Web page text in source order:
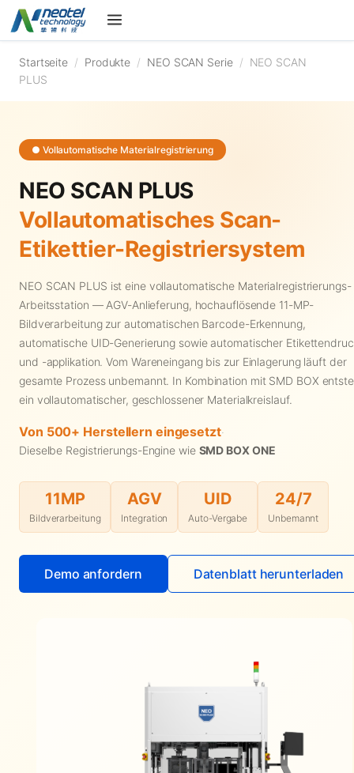
Startseite / Produkte / NEO SCAN Serie / NEO SCAN
PLUS
● Vollautomatische Materialregistrierung
NEO SCAN PLUS
Vollautomatisches Scan-
Etikettier-Registriersystem
NEO SCAN PLUS ist eine vollautomatische Materialregistrierungs-
Arbeitsstation — AGV-Anlieferung, hochauflösende 11-MP-
Bildverarbeitung zur automatischen Barcode-Erkennung,
automatische UID-Generierung sowie automatischer
und -applikation. Vom Wareneingang bis zur Einlagerung läuft der
gesamte Prozess unbemannt. In Kombination mit SMD BOX
ein vollautomatischer, geschlossener Materialkreislauf.
Von 500+ Herstellern eingesetzt·
Dieselbe Registrierungs-Engine wie SMD BOX ONE
11MP
Bildverarbeitung
AGV
Integration
UID
Auto-Vergabe
24/7
Unbemannt
Demo anfordern Datenblatt herunterladen